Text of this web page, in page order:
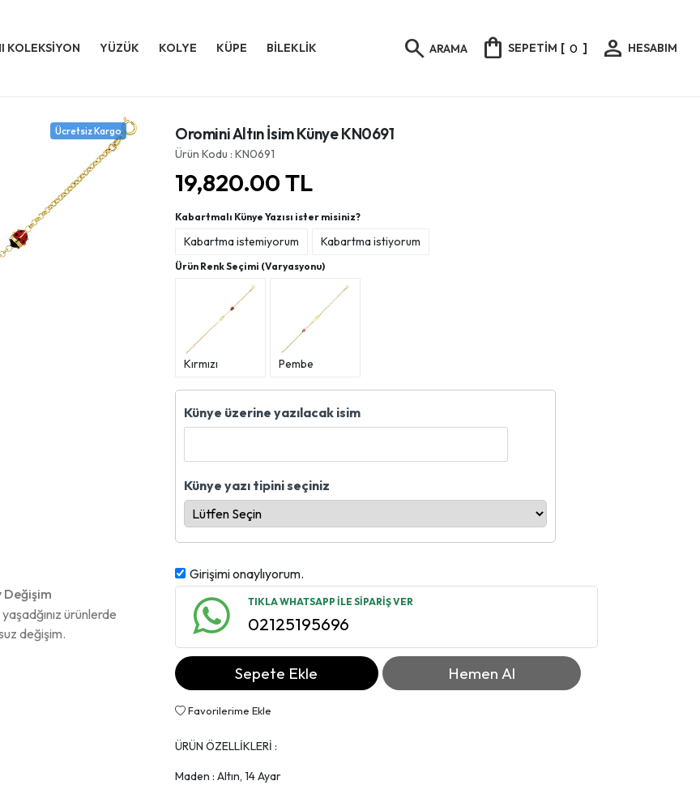
KOLEKSİYON YÜZÜK KOLYE KÜPE BİLEKLİK search ARAMA shopping_bag SEPETİM [ 0 ] person HESABIM
Ücretsiz Kargo
Değişim
ürünlerde
değişim.
Oromini Altın İsim Künye KN0691
Ürün Kodu : KN0691
19,820.00TL
Kabartmalı Künye Yazısı ister misiniz?
Kabartma istemiyorum Kabartma istiyorum
Ürün Renk Seçimi (Varyasyonu)
Kırmızı Pembe
Künye üzerine yazılacak isim
Künye yazı tipini seçiniz
Girişimi onaylıyorum.
TIKLA WHATSAPP İLE SİPARİŞ VER
02125195696
Sepete Ekle Hemen Al
Favorilerime Ekle
ÜRÜN ÖZELLİKLERİ :
Maden : Altın, 14 Ayar